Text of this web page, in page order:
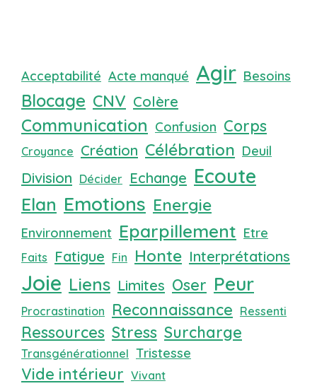
Acceptabilité Acte manqué Agir Besoins
Blocage CNV Colère
Communication Confusion Corps
Croyance Création Célébration Deuil
Division Décider Echange Ecoute
Elan Emotions Energie
Environnement Eparpillement Etre
Faits Fatigue Fin Honte Interprétations
Joie Liens Limites Oser Peur
Procrastination Reconnaissance Ressenti
Ressources Stress Surcharge
Transgénérationnel Tristesse
Vide intérieur Vivant